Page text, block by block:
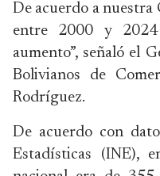
De acuerdo a nuestra
entre 2000 y
aumento”, señaló el
Bolivianos de
Rodríguez.
De acuerdo con
Estadísticas (INE),